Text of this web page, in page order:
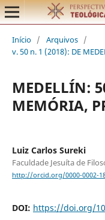
Início / Arquivos /
v. 50 n. 1 (2018): DE
MEDELLÍN:
MEMÓRIA,
Luiz Carlos Sureki
Faculdade Jesuíta de
http://orcid.org/0000-0002-
DOI: https://doi.org/